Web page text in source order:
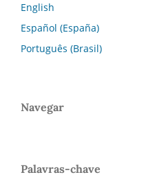
English
Español (España)
Português (Brasil)
Navegar
Palavras-chave